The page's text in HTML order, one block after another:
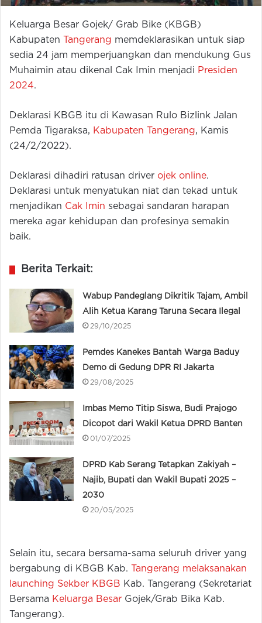
Keluarga Besar Gojek/ Grab Bike (KBGB)
Kabupaten
Tangerang memdeklarasikan untuk siap
sedia 24 jam memperjuangkan dan mendukung Gus
Muhaimin atau dikenal Cak Imin menjadi Presiden
2024.
Deklarasi KBGB itu di Kawasan Rulo Bizlink Jalan
Pemda Tigaraksa, Kabupaten Tangerang, Kamis
(24/2/2022).
Deklarasi dihadiri ratusan driver ojek online.
Deklarasi untuk menyatukan niat dan tekad untuk
menjadikan Cak Imin sebagai sandaran harapan
mereka agar kehidupan dan profesinya semakin
baik.
Berita Terkait:
Wabup Pandeglang Dikritik Tajam, Ambil
Alih Ketua Karang Taruna Secara Ilegal
29/10/2025
Pemdes Kanekes Bantah Warga Baduy
Demo di Gedung DPR RI Jakarta
29/08/2025
Imbas Memo Titip Siswa, Budi Prajogo
Dicopot dari Wakil Ketua DPRD Banten
01/07/2025
DPRD Kab Serang Tetapkan Zakiyah –
Najib, Bupati dan Wakil Bupati 2025 –
2030
20/05/2025
Selain itu, secara bersama-sama seluruh driver yang
bergabung di KBGB Kab.
Tangerang melaksanakan
launching Sekber KBGB Kab. Tangerang (Sekretariat
Bersama Keluarga Besar Gojek/Grab Bika Kab.
Tangerang).